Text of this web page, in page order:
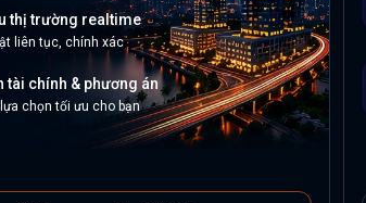
thị trường realtime
liên tục, chính xác
tài chính & phương án
chọn tối ưu cho bạn